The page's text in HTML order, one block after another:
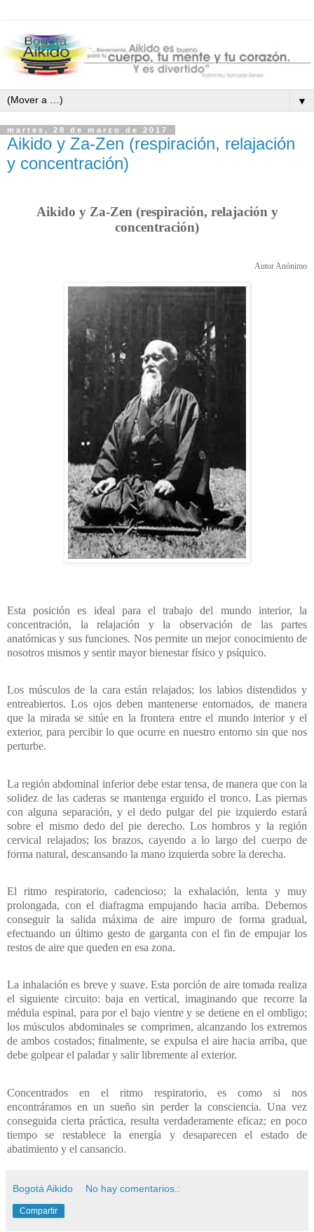
▼
martes, 28 de marzo de 2017
Aikido y Za-Zen (respiración, relajación
y concentración)
Aikido y Za-Zen (respiración, relajación y
concentración)
Autor Anónimo
Esta posición es ideal para el trabajo del mundo interior, la
concentración, la relajación y la observación de las partes
anatómicas y sus funciones. Nos permite un mejor conocimiento de
nosotros mismos y sentir mayor bienestar físico y psíquico.
Los músculos de la cara están relajados; los labios distendidos y
entreabiertos. Los ojos deben mantenerse entornados, de manera
que la mirada se sitúe en la frontera entre el mundo interior y el
exterior, para percibir lo que ocurre en nuestro entorno sin que nos
perturbe.
La región abdominal inferior debe estar tensa, de manera que con la
solidez de las caderas se mantenga erguido el tronco. Las piernas
con alguna separación, y el dedo pulgar del pie izquierdo estará
sobre el mismo dedo del pie derecho. Los hombros y la región
cervical relajados; los brazos, cayendo a lo largo del cuerpo de
forma natural, descansando la mano izquierda sobre la derecha.
El ritmo respiratorio, cadencioso; la exhalación, lenta y muy
prolongada, con el diafragma empujando hacia arriba. Debemos
conseguir la salida máxima de aire impuro de forma gradual,
efectuando un último gesto de garganta con el fin de empujar los
restos de aire que queden en esa zona.
La inhalación es breve y suave. Esta porción de aire tomada realiza
el siguiente circuito: baja en vertical, imaginando que recorre la
médula espinal, para por el bajo vientre y se detiene en el ombligo;
los músculos abdominales se comprimen, alcanzando los extremos
de ambos costados; finalmente, se expulsa el aire hacia arriba, que
debe golpear el paladar y salir libremente al exterior.
Concentrados en el ritmo respiratorio, es como si nos
encontráramos en un sueño sin perder la consciencia. Una vez
conseguida cierta práctica, resulta verdaderamente eficaz; en poco
tiempo se restablece la energía y desaparecen el estado de
abatimiento y el cansancio.
Bogotá Aikido No hay comentarios.:
Compartir